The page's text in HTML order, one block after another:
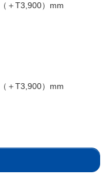
＋T3,900）mm
＋T3,900）mm